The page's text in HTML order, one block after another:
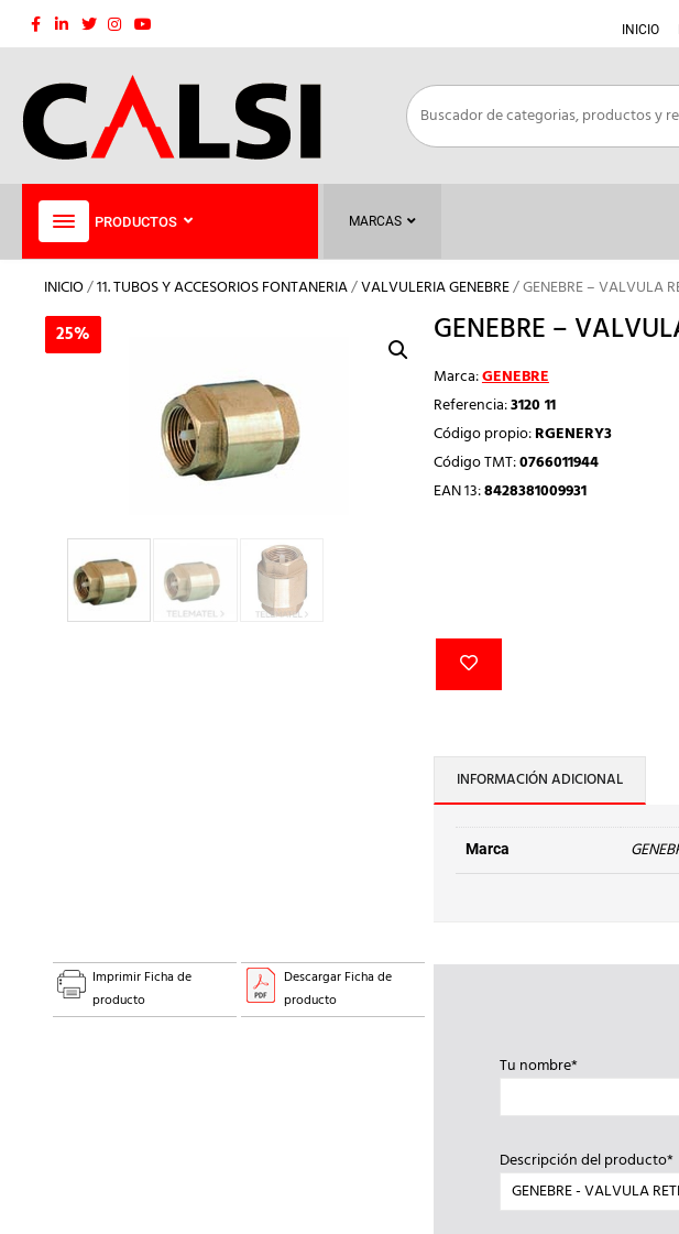
Saltar
INICIO
PRODUCTOS MARCAS
INICIO/11. TUBOS Y ACCESORIOS FONTANERIA/VALVULERIA GENEBRE/ GENEBRE – VALVULA
25% GENEBRE –
Marca:GENEBRE
Referencia:3120 11
Código propio:RGENERY3
Código TMT:0766011944
EAN 13:8428381009931
INFORMACIÓN ADICIONAL
Marca
25%
Imprimir Ficha de
producto
Descargar Ficha de
producto
Tu nombre*
Descripción del producto*